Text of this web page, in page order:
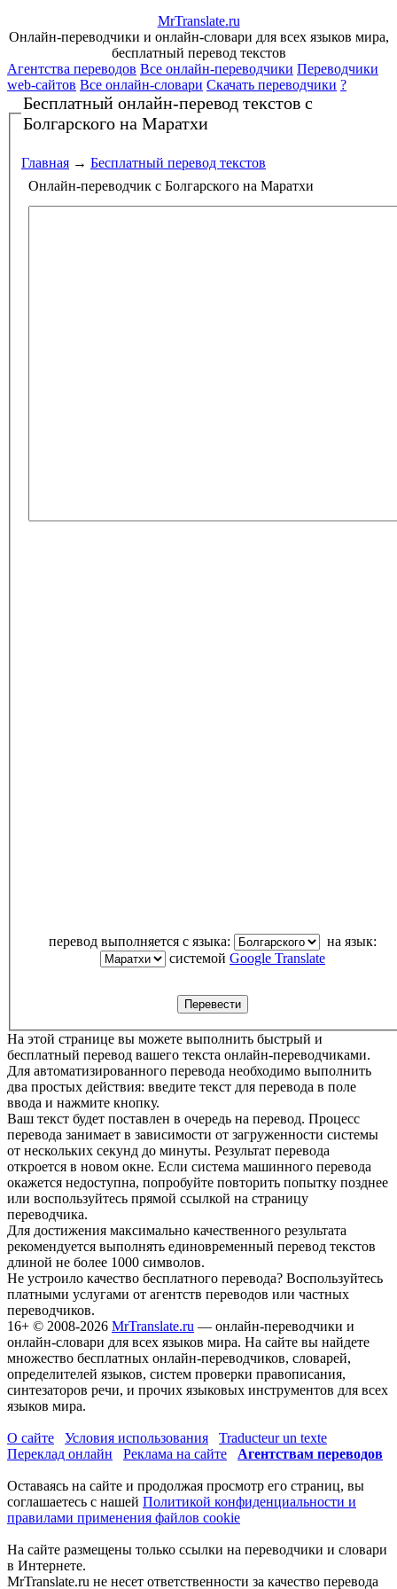
MrTranslate.ru
Онлайн-переводчики и онлайн-словари для всех языков мира,
бесплатный перевод текстов
Агентства переводов Все онлайн-переводчики Переводчики
web-сайтов Все онлайн-словари Скачать переводчики ?
Бесплатный онлайн-перевод текстов с
Болгарского на Маратхи
Главная → Бесплатный перевод текстов
Онлайн-переводчик с Болгарского на Маратхи
перевод выполняется с языка:
системой Google Translate
На этой странице вы можете выполнить быстрый и
бесплатный перевод вашего текста онлайн-переводчиками.
Для автоматизированного перевода необходимо выполнить
два простых действия: введите текст для перевода в поле
ввода и нажмите кнопку.
Ваш текст будет поставлен в очередь на перевод. Процесс
перевода занимает в зависимости от загруженности системы
от нескольких секунд до минуты. Результат перевода
откроется в новом окне. Если система машинного перевода
окажется недоступна, попробуйте повторить попытку позднее
или воспользуйтесь прямой ссылкой на страницу
переводчика.
Для достижения максимально качественного результата
рекомендуется выполнять единовременный перевод текстов
длиной не более 1000 символов.
Не устроило качество бесплатного перевода? Воспользуйтесь
платными услугами от агентств переводов или частных
переводчиков.
16+ © 2008-2026 MrTranslate.ru — онлайн-переводчики и
онлайн-словари для всех языков мира. На сайте вы найдете
множество бесплатных онлайн-переводчиков, словарей,
определителей языков, систем проверки правописания,
синтезаторов речи, и прочих языковых инструментов для всех
языков мира.
О сайте Условия использования
Traducteur un texte
Переклад онлайн
Реклама на сайте Агентствам переводов
Оставаясь на сайте и продолжая просмотр его страниц, вы
соглашаетесь с нашей Политикой конфиденциальности и
правилами применения файлов cookie
На сайте размещены только ссылки на переводчики и словари
в Интернете.
MrTranslate.ru не несет ответственности за качество перевода